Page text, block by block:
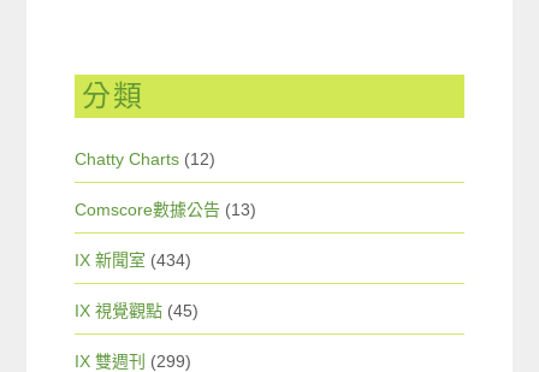
分類
Chatty Charts (12)
Comscore數據公告 (13)
IX 新聞室 (434)
IX 視覺觀點 (45)
IX 雙週刊 (299)